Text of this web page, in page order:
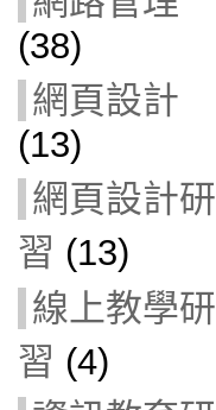
(38)
網頁設計
(13)
網頁設計研
習 (13)
線上教學研
習 (4)